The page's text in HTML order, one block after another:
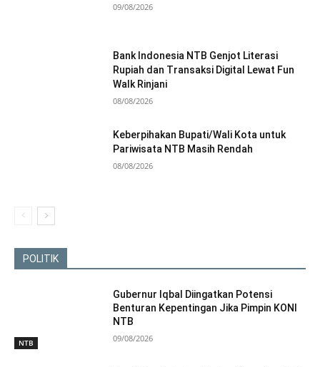
09/08/2026
Bank Indonesia NTB Genjot Literasi
Rupiah dan Transaksi Digital Lewat Fun
Walk Rinjani
08/08/2026
Keberpihakan Bupati/Wali Kota untuk
Pariwisata NTB Masih Rendah
08/08/2026
POLITIK
NTB
Gubernur Iqbal Diingatkan Potensi
Benturan Kepentingan Jika Pimpin KONI
NTB
09/08/2026